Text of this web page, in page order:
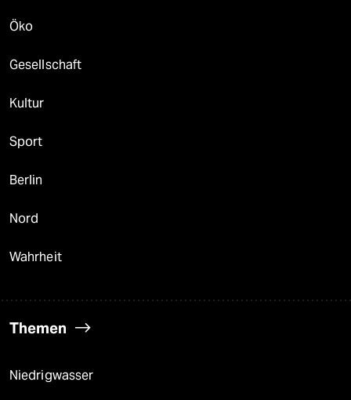
Öko
Gesellschaft
Kultur
Sport
Berlin
Nord
Wahrheit
Themen
Niedrigwasser